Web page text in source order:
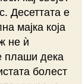
Десеттата е
мајка која
не ѝ
плаши дека
болест